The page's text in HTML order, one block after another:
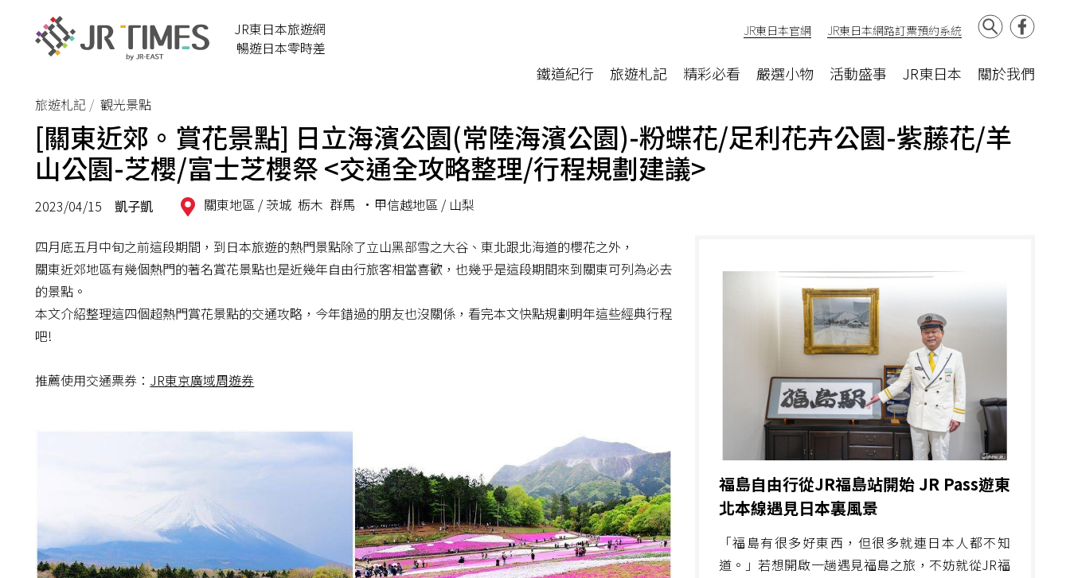
JR東日本旅遊網
暢遊日本零時差
鐵道紀行 旅遊札記 精彩必看 嚴選小物 活動盛事 JR東日本 關於我們
JR東日本官網 JR東日本網路訂票預約系統
旅遊札記 觀光景點
[關東近郊。賞花景點] 日立海濱公園(常陸海濱公園)-粉蝶花/足利花卉公園-紫藤花/羊
山公園-芝櫻/富士芝櫻祭 <交通全攻略整理/行程規劃建議>
2023/04/15 凱子凱 關東地區 / 茨城 栃木 群馬 •甲信越地區 / 山梨
四月底五月中旬之前這段期間，到日本旅遊的熱門景點除了立山黑部雪之大谷、東北跟北海道的櫻花之外，
關東近郊地區有幾個熱門的著名賞花景點也是近幾年自由行旅客相當喜歡，也幾乎是這段期間來到關東可列為必去
的景點。
本文介紹整理這四個超熱門賞花景點的交通攻略，今年錯過的朋友也沒關係，看完本文快點規劃明年這些經典行程
吧!
推薦使用交通票券： JR東京廣域周遊券
福島自由行從JR福島站開始 JR Pass遊東
北本線遇見日本裏風景
「福島有很多好東西，但很多就連日本人都不知
道。」若想開啟一趟遇見福島之旅，不妨就從JR福